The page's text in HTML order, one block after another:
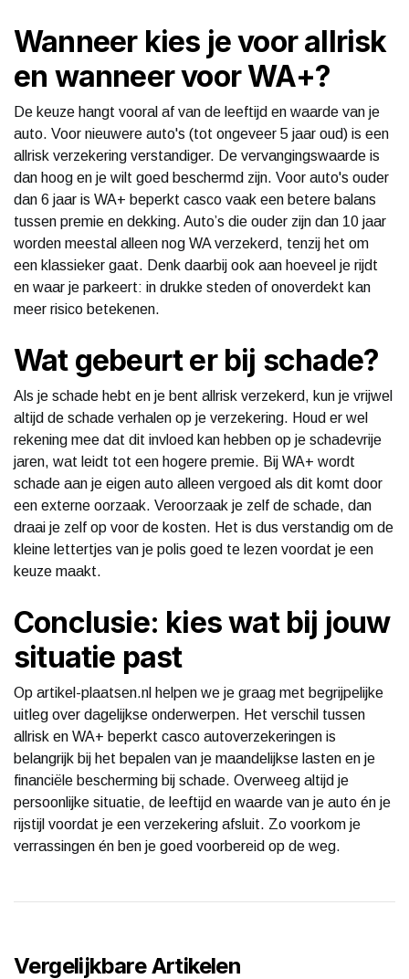
Wanneer kies je voor allrisk
en wanneer voor WA+?
De keuze hangt vooral af van de leeftijd en waarde van je
auto. Voor nieuwere auto's (tot ongeveer 5 jaar oud) is een
allrisk verzekering verstandiger. De vervangingswaarde is
dan hoog en je wilt goed beschermd zijn. Voor auto's ouder
dan 6 jaar is WA+ beperkt casco vaak een betere balans
tussen premie en dekking. Auto’s die ouder zijn dan 10 jaar
worden meestal alleen nog WA verzekerd, tenzij het om
een klassieker gaat. Denk daarbij ook aan hoeveel je rijdt
en waar je parkeert: in drukke steden of onoverdekt kan
meer risico betekenen.
Wat gebeurt er bij schade?
Als je schade hebt en je bent allrisk verzekerd, kun je vrijwel
altijd de schade verhalen op je verzekering. Houd er wel
rekening mee dat dit invloed kan hebben op je schadevrije
jaren, wat leidt tot een hogere premie. Bij WA+ wordt
schade aan je eigen auto alleen vergoed als dit komt door
een externe oorzaak. Veroorzaak je zelf de schade, dan
draai je zelf op voor de kosten. Het is dus verstandig om de
kleine lettertjes van je polis goed te lezen voordat je een
keuze maakt.
Conclusie: kies wat bij jouw
situatie past
Op artikel-plaatsen.nl helpen we je graag met begrijpelijke
uitleg over dagelijkse onderwerpen. Het verschil tussen
allrisk en WA+ beperkt casco autoverzekeringen is
belangrijk bij het bepalen van je maandelijkse lasten en je
financiële bescherming bij schade. Overweeg altijd je
persoonlijke situatie, de leeftijd en waarde van je auto én je
rijstijl voordat je een verzekering afsluit. Zo voorkom je
verrassingen én ben je goed voorbereid op de weg.
Vergelijkbare Artikelen